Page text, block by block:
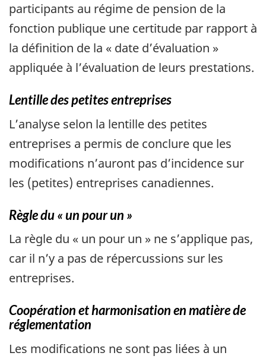
participants au régime de pension de la
fonction publique une certitude par rapport à
la définition de la « date d’évaluation »
appliquée à l’évaluation de leurs prestations.
Lentille des petites entreprises
L’analyse selon la lentille des petites
entreprises a permis de conclure que les
modifications n’auront pas d’incidence sur
les (petites) entreprises canadiennes.
Règle du « un pour un »
La règle du « un pour un » ne s’applique pas,
car il n’y a pas de répercussions sur les
entreprises.
Coopération et harmonisation en matière de
réglementation
Les modifications ne sont pas liées à un